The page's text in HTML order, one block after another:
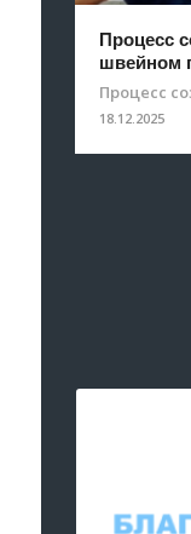
Процесс
швейном
Процесс
18.12.2025